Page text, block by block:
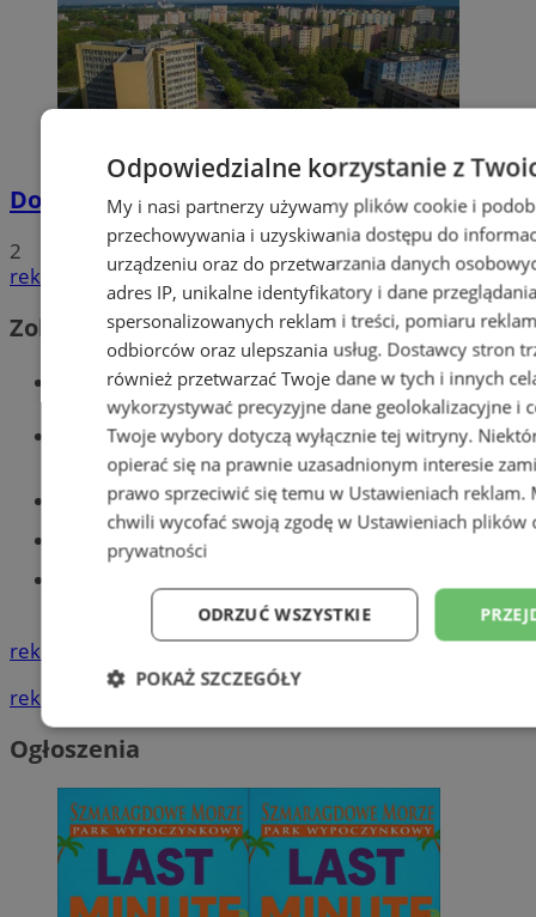
Dowody osobiste z odciskami palców
2
reklama
Zobacz również
Wiadomości kryminalne w Tychach
Wiadomości lokalne
Części samochodowe do -70%!
Tworzenie stron www - Tychy
ogłoszenia
reklama
reklama
Ogłoszenia
Odpowiedzialne korzystanie z
My i nasi partnerzy używamy plików cookie i
przechowywania i uzyskiwania dostępu do
urządzeniu oraz do przetwarzania danych
adres IP, unikalne identyfikatory i dane
spersonalizowanych reklam i treści, pomiaru
odbiorców oraz ulepszania usług. Dostawcy stron
również przetwarzać Twoje dane w tych i innych
wykorzystywać precyzyjne dane geolokalizacyjne i
Twoje wybory dotyczą wyłącznie tej witryny.
opierać się na prawnie uzasadnionym interesie
prawo sprzeciwić się temu w Ustawieniach reklam.
chwili wycofać swoją zgodę w Ustawieniach plików
prywatności
ODRZUĆ WSZYSTKIE
POKAŻ SZCZEGÓŁY
Niezbędne Wydajność
Niesklasyfikowane